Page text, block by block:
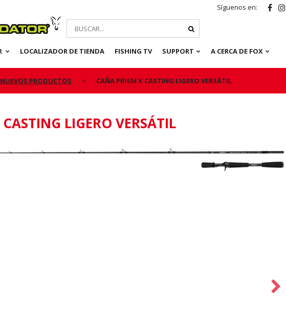
Síguenos en:
LOCALIZADOR DE TIENDA FISHING TV SUPPORT A CERCA DE FOX
NUEVOS PRODUCTOS CAÑA PRISM X CASTING LIGERO VERSÁTIL
LIGERO VERSÁTIL